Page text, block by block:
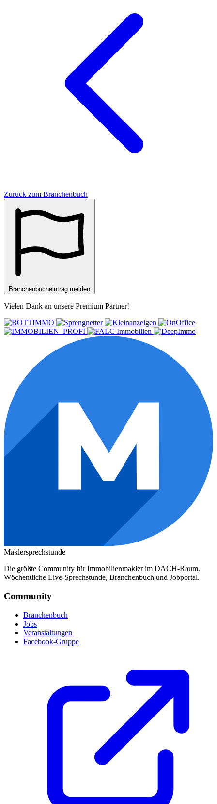
Zurück zum Branchenbuch
Branchenbucheintrag melden
Vielen Dank an unsere Premium Partner!
Maklersprechstunde
Die größte Community für Immobilienmakler im DACH-Raum.
Wöchentliche Live-Sprechstunde, Branchenbuch und Jobportal.
Community
Branchenbuch
Jobs
Veranstaltungen
Facebook-Gruppe